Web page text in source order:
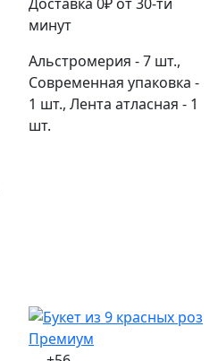
минут
Альстромерия - 7 шт.,
Современная упаковка -
1 шт., Лента атласная - 1
шт.